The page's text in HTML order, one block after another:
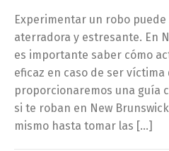
Experimentar un robo
aterradora y estresante. En
es importante saber cómo
eficaz en caso de ser
proporcionaremos una guía
si te roban en New
mismo hasta tomar las […]